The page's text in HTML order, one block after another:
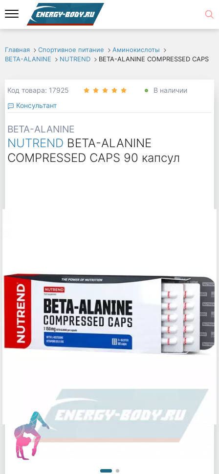
Главная Спортивное питание
Аминокислоты
BETA-ALANINE
NUTREND BETA-ALANINE COMPRESSED CAPS
Код товара: 17925
В наличии
Консультант
BETA-ALANINE
NUTREND BETA-ALANINE
COMPRESSED CAPS 90 капсул